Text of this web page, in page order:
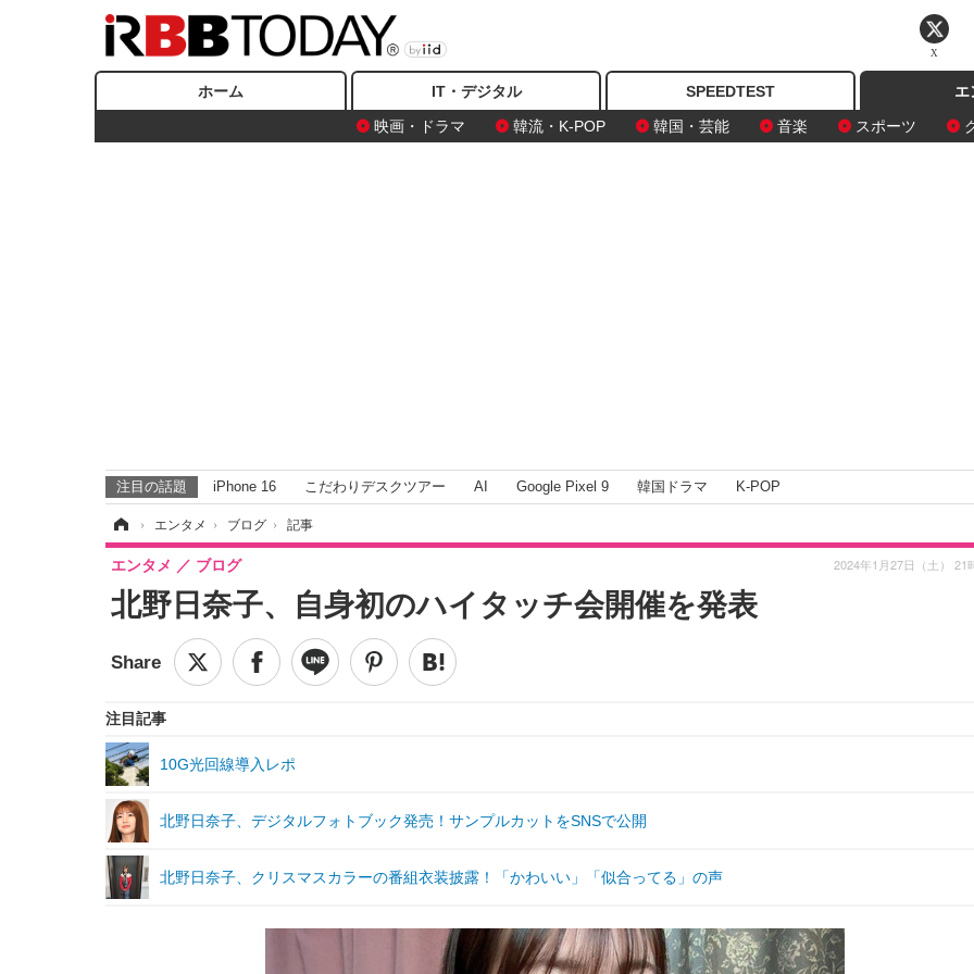
ホーム IT・デジタル SPEEDTEST
エ
映画・ドラマ
韓流・K-POP 韓国・芸能 音楽 スポーツ
注目の話題 iPhone 16 こだわりデスクツアー AI Google Pixel 9 韓国ドラマ K-POP
› エンタメ › ブログ › 記事
北野日奈子、自身初のハイタッチ会開催を発表
エンタメ ブログ 2024年1月27日（土） 21
注目記事
10G光回線導入レポ
北野日奈子、デジタルフォトブック発売！サンプルカットをSNSで公開
北野日奈子、クリスマスカラーの番組衣装披露！「かわいい」「似合ってる」の声
X